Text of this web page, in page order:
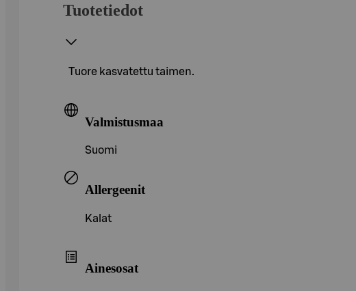
Tuotetiedot
Tuore kasvatettu taimen.
Valmistusmaa
Suomi
Allergeenit
Kalat
Ainesosat